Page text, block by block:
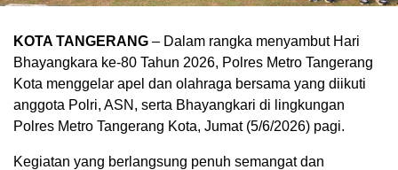
KOTA TANGERANG – Dalam rangka menyambut Hari
Bhayangkara ke-80 Tahun 2026, Polres Metro Tangerang
Kota menggelar apel dan olahraga bersama yang diikuti
anggota Polri, ASN, serta Bhayangkari di lingkungan
Polres Metro Tangerang Kota, Jumat (5/6/2026) pagi.
Kegiatan yang berlangsung penuh semangat dan